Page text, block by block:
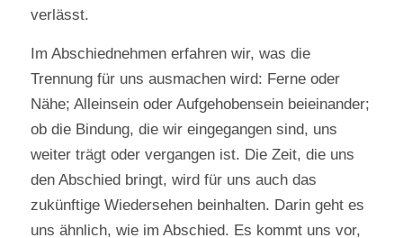
verlässt.
Im Abschiednehmen erfahren wir, was die
Trennung für uns ausmachen wird: Ferne oder
Nähe; Alleinsein oder Aufgehobensein beieinander;
ob die Bindung, die wir eingegangen sind, uns
weiter trägt oder vergangen ist. Die Zeit, die uns
den Abschied bringt, wird für uns auch das
zukünftige Wiedersehen beinhalten. Darin geht es
uns ähnlich, wie im Abschied. Es kommt uns vor,